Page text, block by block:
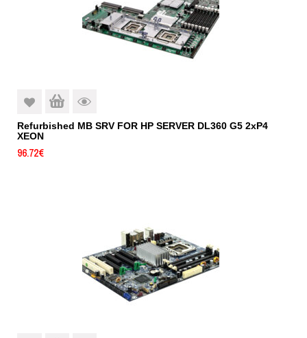
Refurbished MB SRV FOR HP SERVER DL360 G5 2xP4
XEON
96.72€